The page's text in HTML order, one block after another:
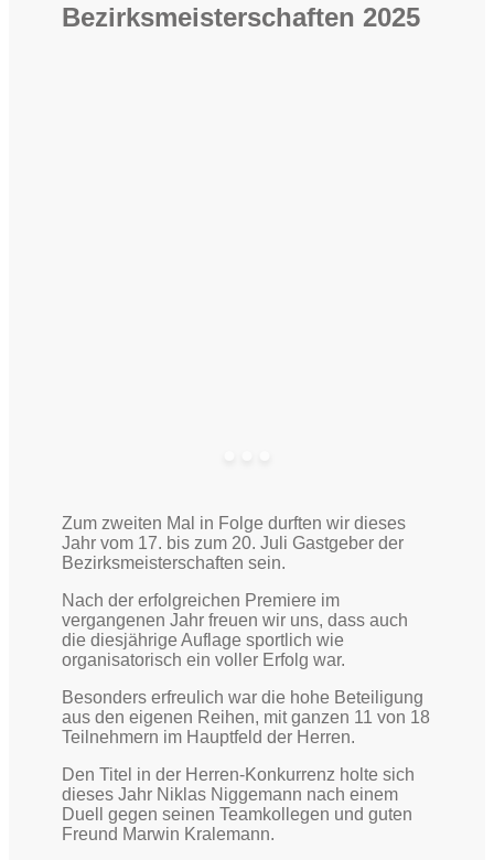
Bezirksmeisterschaften 2025
Zum zweiten Mal in Folge durften wir dieses
Jahr vom 17. bis zum 20. Juli Gastgeber der
Bezirksmeisterschaften sein.
Nach der erfolgreichen Premiere im
vergangenen Jahr freuen wir uns, dass auch
die diesjährige Auflage sportlich wie
organisatorisch ein voller Erfolg war.
Besonders erfreulich war die hohe Beteiligung
aus den eigenen Reihen, mit ganzen 11 von 18
Teilnehmern im Hauptfeld der Herren.
Den Titel in der Herren-Konkurrenz holte sich
dieses Jahr Niklas Niggemann nach einem
Duell gegen seinen Teamkollegen und guten
Freund Marwin Kralemann.